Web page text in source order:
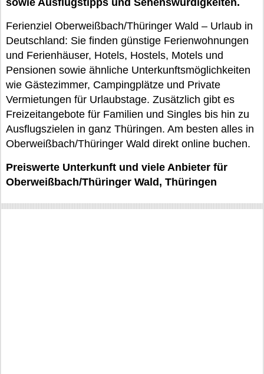
sowie Ausflugstipps und Sehenswürdigkeiten.
Ferienziel Oberweißbach/Thüringer Wald – Urlaub in
Deutschland: Sie finden günstige Ferienwohnungen
und Ferienhäuser, Hotels, Hostels, Motels und
Pensionen sowie ähnliche Unterkunftsmöglichkeiten
wie Gästezimmer, Campingplätze und Private
Vermietungen für Urlaubstage. Zusätzlich gibt es
Freizeitangebote für Familien und Singles bis hin zu
Ausflugszielen in ganz Thüringen. Am besten alles in
Oberweißbach/Thüringer Wald direkt online buchen.
Preiswerte Unterkunft und viele Anbieter für
Oberweißbach/Thüringer Wald, Thüringen